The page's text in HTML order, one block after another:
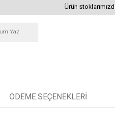
Ürün
Yaz
ÖDEME SEÇENEKLERI